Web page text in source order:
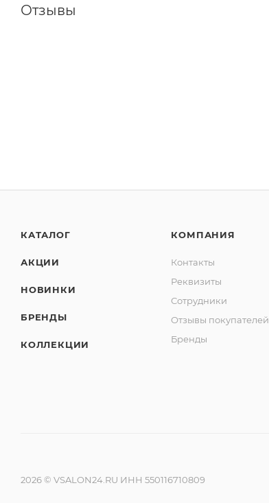
Отзывы
КАТАЛОГ
АКЦИИ
НОВИНКИ
БРЕНДЫ
КОЛЛЕКЦИИ
КОМПАНИЯ
Контакты
Реквизиты
Сотрудники
Отзывы покупателей
Бренды
2026 © VSALON24.RU ИНН 550116710809